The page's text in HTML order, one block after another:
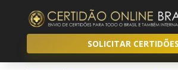
SOLICITAR CERTIDÕES